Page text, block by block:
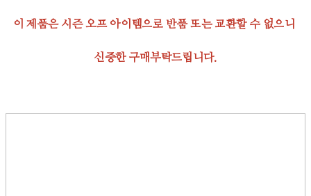
이 제품은 시즌 오프 아이템으로 반품 또는 교환할 수 없으니
신중한 구매부탁드립니다.